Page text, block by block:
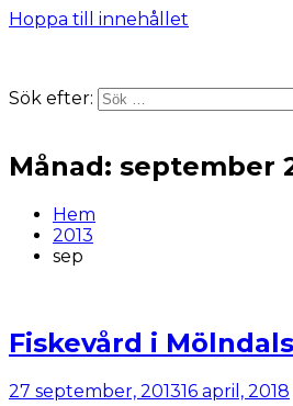
Hoppa till innehållet
Sök efter:
Månad: september
Hem
2013
sep
Fiskevård i
27 september, 201316 april, 2018